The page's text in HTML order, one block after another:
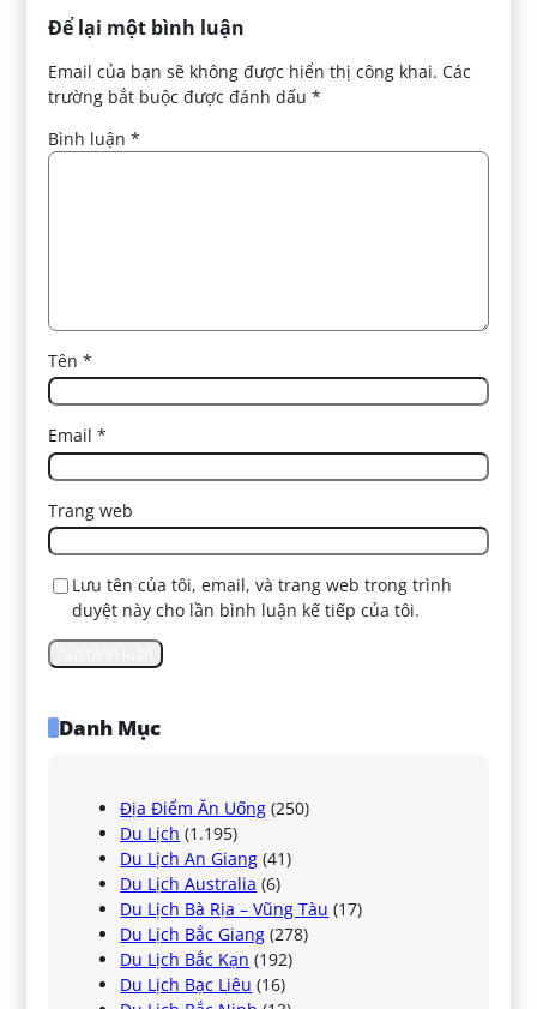
Để lại một bình luận
Email của bạn sẽ không được hiển thị công khai. Các
trường bắt buộc được đánh dấu*
Bình luận*
Tên*
Email*
Trang web
Lưu tên của tôi, email, và trang web trong trình
duyệt này cho lần bình luận kế tiếp của tôi.
Danh Mục
Địa Điểm Ăn Uống (250)
Du Lịch (1.195)
Du Lịch An Giang (41)
Du Lịch Australia (6)
Du Lịch Bà Rịa – Vũng Tàu (17)
Du Lịch Bắc Giang (278)
Du Lịch Bắc Kạn (192)
Du Lịch Bạc Liêu (16)